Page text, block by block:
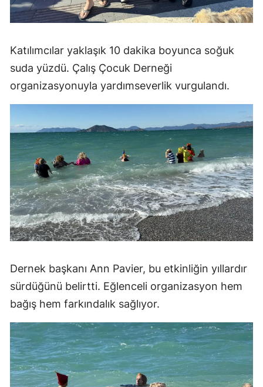
Katılımcılar yaklaşık 10 dakika boyunca soğuk
suda yüzdü. Çalış Çocuk Derneği
organizasyonuyla yardımseverlik vurgulandı.
Dernek başkanı Ann Pavier, bu etkinliğin yıllardır
sürdüğünü belirtti. Eğlenceli organizasyon hem
bağış hem farkındalık sağlıyor.